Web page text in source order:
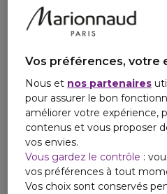
Vos préférences, votre
Nous et nos partenaires
pour assurer le bon
améliorer votre expérience,
contenus et vous proposer
vos envies.
Vous gardez le contrôle :
vos préférences à tout
Vos choix sont conservés